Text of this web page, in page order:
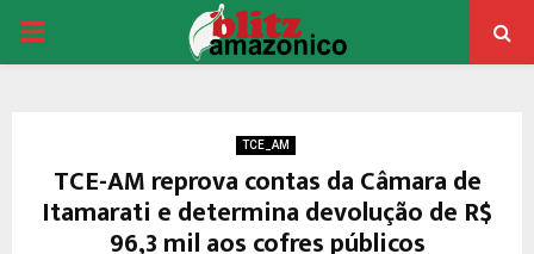
PRIMARY
TCE_AM
TCE-AM reprova contas da Câmara de
Itamarati e determina devolução de R$
96,3 mil aos cofres públicos